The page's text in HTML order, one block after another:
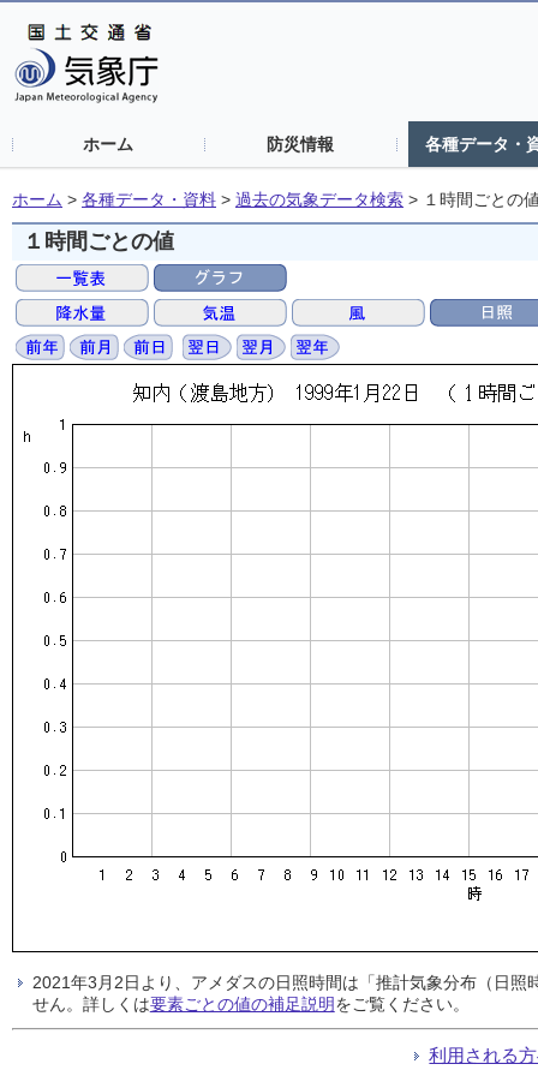
ホーム 防災情報 各種データ・
ホーム > 各種データ・資料 > 過去の気象データ検索 > １時間ごとの
１時間ごとの値
2021年3月2日より、アメダスの日照時間は「推計気象分布（日
せん。詳しくは要素ごとの値の補足説明をご覧ください。
利用される